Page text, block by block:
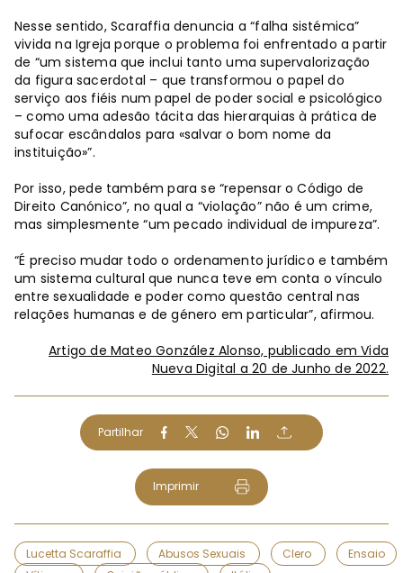
Nesse sentido, Scaraffia denuncia a “falha sistémica”
vivida na Igreja porque o problema foi enfrentado a partir
de “um sistema que inclui tanto uma supervalorização
da figura sacerdotal – que transformou o papel do
serviço aos fiéis num papel de poder social e psicológico
– como uma adesão tácita das hierarquias à prática de
sufocar escândalos para «salvar o bom nome da
instituição»”.
Por isso, pede também para se “repensar o Código de
Direito Canónico”, no qual a “violação” não é um crime,
mas simplesmente “um pecado individual de impureza”.
“É preciso mudar todo o ordenamento jurídico e também
um sistema cultural que nunca teve em conta o vínculo
entre sexualidade e poder como questão central nas
relações humanas e de género em particular”, afirmou.
Artigo de Mateo González Alonso, publicado em Vida
Nueva Digital a 20 de Junho de 2022.
Partilhar
Imprimir
Lucetta Scaraffia Abusos Sexuais Clero
Ensaio